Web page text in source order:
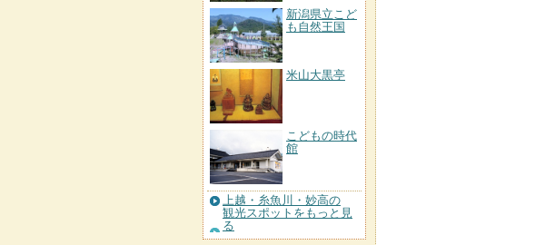
新潟県立こど
も自然王国
米山大黒亭
こどもの時代
館
上越・糸魚川・妙高の
観光スポットをもっと見
る